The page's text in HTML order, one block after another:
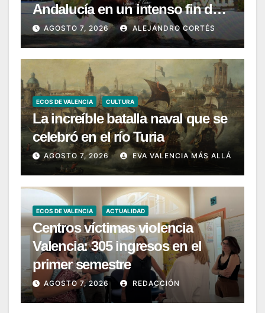
Andalucía en un intenso fin de
semana de Doma Vaquera
AGOSTO 7, 2026 ALEJANDRO CORTÉS
ECOS DE VALENCIA CULTURA
La increíble batalla naval que se
celebró en el río Turia
AGOSTO 7, 2026 EVA VALENCIA MÁS ALLÁ
ECOS DE VALENCIA ACTUALIDAD
Centros víctimas violencia
Valencia: 305 ingresos en el
primer semestre
AGOSTO 7, 2026 REDACCIÓN